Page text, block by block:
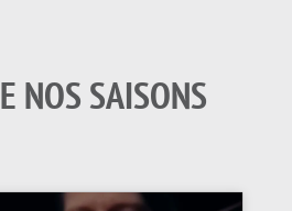
NOS SAISONS